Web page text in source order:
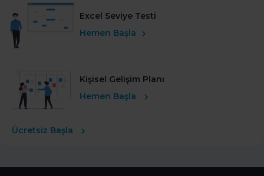
Excel Seviye Testi
Hemen Başla
Kişisel Gelişim Planı
Hemen Başla
Ücretsiz Başla